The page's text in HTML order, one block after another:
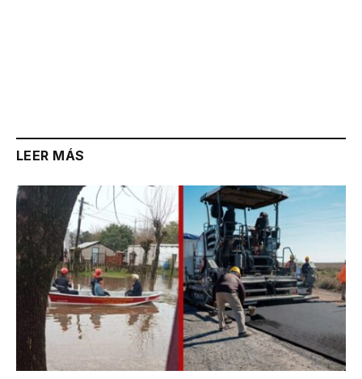
LEER MÁS